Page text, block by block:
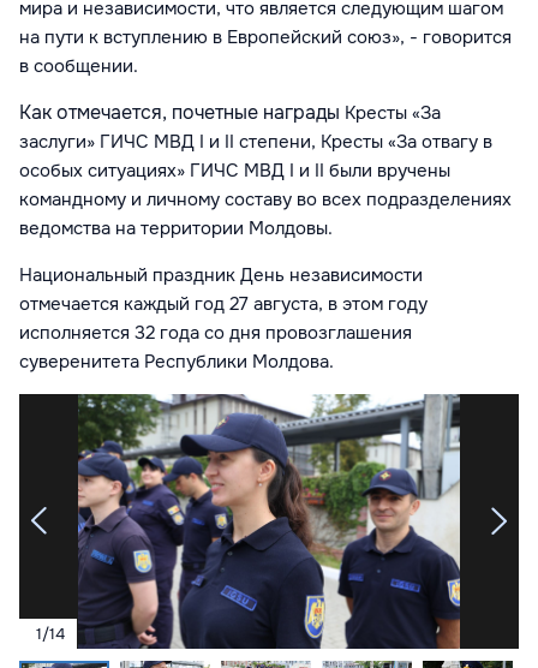
мира и независимости, что является следующим шагом
на пути к вступлению в Европейский союз», - говорится
в сообщении.
Как отмечается, почетные награды Кресты «За
заслуги» ГИЧС МВД I и II степени, Кресты «За отвагу в
особых ситуациях» ГИЧС МВД I и II были вручены
командному и личному составу во всех подразделениях
ведомства на территории Молдовы.
Национальный праздник День независимости
отмечается каждый год 27 августа, в этом году
исполняется 32 года со дня провозглашения
суверенитета Республики Молдова.
1/14